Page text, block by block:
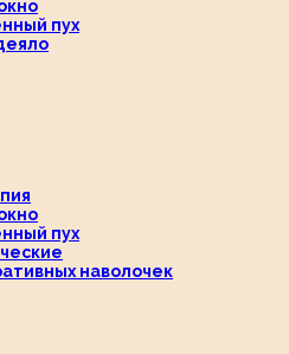
пух
пух
наволочек